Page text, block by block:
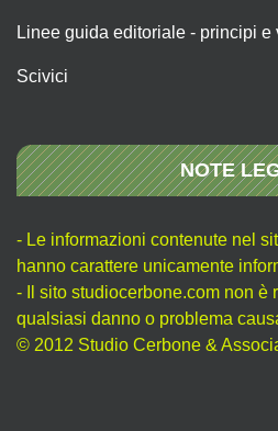
Linee guida editoriale - principi e
Scivici
NOTE
- Le informazioni contenute nel
hanno carattere unicamente
- Il sito studiocerbone.com non è
qualsiasi danno o problema
© 2012 Studio Cerbone &